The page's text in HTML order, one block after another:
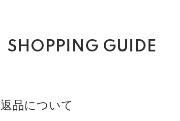
SHOPPING GUIDE
返品について